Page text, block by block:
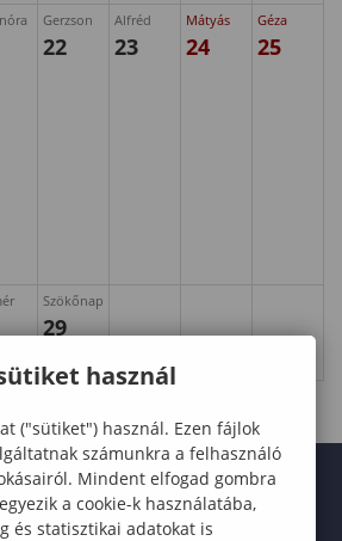
Gerzson
22
Alfréd
23
Mátyás
24
Géza
25
Szökőnap
29
használ
("sütiket") használ. Ezen fájlok
számunkra a felhasználó
Mindent elfogad gombra
a cookie-k használatába,
és statisztikai adatokat is